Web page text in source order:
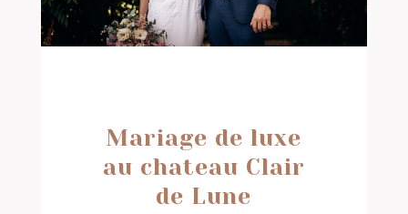
Mariage de luxe
au chateau Clair
de Lune